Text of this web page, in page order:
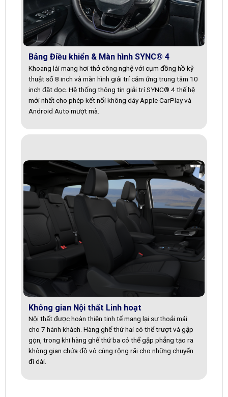
Bảng Điều khiển & Màn hình SYNC® 4
Khoang lái mang hơi thở công nghệ với cụm đồng hồ kỹ
thuật số 8 inch và màn hình giải trí cảm ứng trung tâm 10
inch đặt dọc. Hệ thống thông tin giải trí SYNC® 4 thế hệ
mới nhất cho phép kết nối không dây Apple CarPlay và
Android Auto mượt mà.
Không gian Nội thất Linh hoạt
Nội thất được hoàn thiện tinh tế mang lại sự thoải mái
cho 7 hành khách. Hàng ghế thứ hai có thể trượt và gập
gọn, trong khi hàng ghế thứ ba có thể gập phẳng tạo ra
không gian chứa đồ vô cùng rộng rãi cho những chuyến
đi dài.